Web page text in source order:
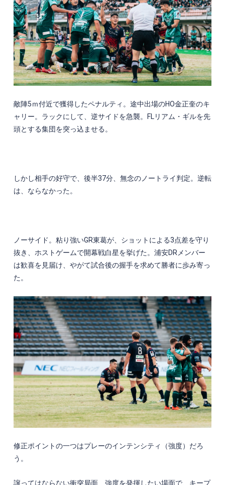
敵陣5ｍ付近で獲得したペナルティ。途中出場のHO金正奎のキ
ャリー。ラックにして、逆サイドを急襲。
FL リアム・ギルを先
頭とする集団を突っ込ませる。
しかし相手の好守で、後半37分、無念のノートライ判定。逆転
は、ならなかった。
ノーサイド。粘り強いGR東葛が、ショットによる3点差を守り
抜き、ホストゲームで開幕戦白星を挙げた。浦安DR メンバー
は歓喜を見届け、やがて試合後の握手を求めて勝者に歩み寄っ
た。
修正ポイントの一つはプレーのインテンシティ（強度）だろ
う。
譲ってはならない衝突局面、強度を発揮したい場面で、キープ